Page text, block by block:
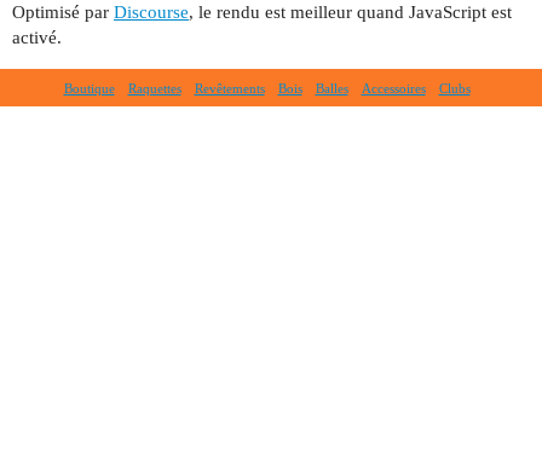
Optimisé par Discourse, le rendu est meilleur quand JavaScript est
activé.
Boutique Raquettes Revêtements Bois Balles Accessoires Clubs